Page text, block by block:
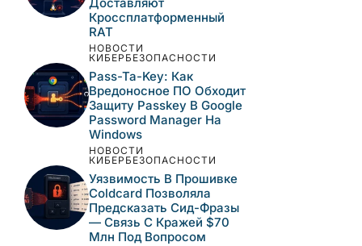
Кроссплатформенный
RAT
НОВОСТИ
КИБЕРБЕЗОПАСНОСТИ
Pass-Ta-Key: Как
Вредоносное ПО Обходит
Защиту Passkey В Google
Password Manager На
Windows
НОВОСТИ
КИБЕРБЕЗОПАСНОСТИ
Уязвимость В Прошивке
Coldcard Позволяла
Предсказать Сид-Фразы
— Связь С Кражей $70
Млн Под Вопросом